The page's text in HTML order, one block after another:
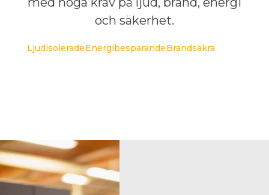
och säkerhet.
LjudisoleradeEnergibesparandeBrandsäkra